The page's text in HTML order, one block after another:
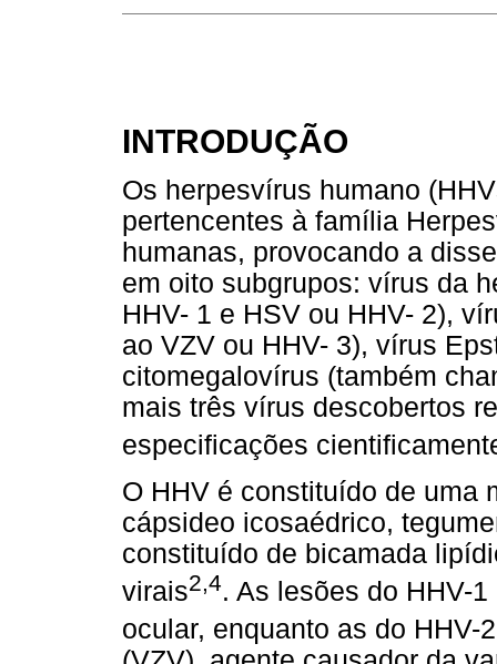
INTRODUÇÃO
Os herpesvírus humano
pertencentes à família
humanas, provocando a
em oito subgrupos: vírus da
HHV- 1 e HSV ou HHV- 2),
ao VZV ou HHV- 3), vírus
citomegalovírus (também
mais três vírus descobertos
especificações
O HHV é constituído de uma
cápsideo icosaédrico,
constituído de bicamada
virais2,4. As lesões do HHV-
ocular, enquanto as do HHV-